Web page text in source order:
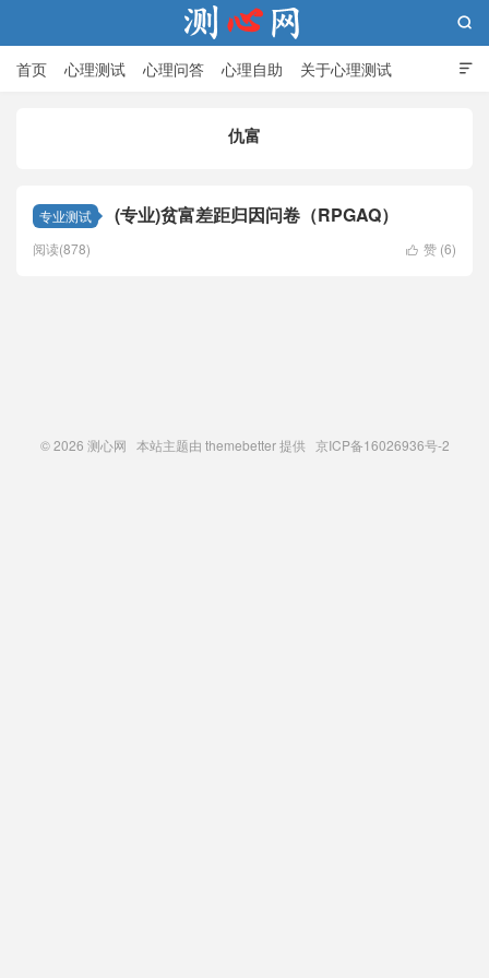

首页 心理测试 心理问答 心理自助 关于心理测试

仇富
专业测试 (专业)贫富差距归因问卷（RPGAQ）
 赞 (6)
阅读(878)
© 2026 测心网 本站主题由 themebetter提供 京ICP备16026936号-2